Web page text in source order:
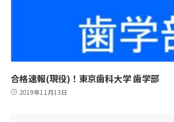
合格速報(現役)！東京歯科大学 歯学部
2019年11月13日